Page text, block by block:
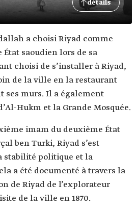
détails
a choisi Riyad comme
saoudien lors de sa
choisi de s’installer à Riyad,
de la ville en la restaurant
ses murs. Il a également
Hukm et la Grande Mosquée.
imam du deuxième État
ben Turki, Riyad s’est
stabilité politique et la
a été documenté à travers la
de Riyad de l’explorateur
de la ville en 1870.